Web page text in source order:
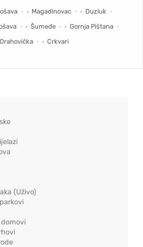
Magadinovac
Duzluk
Šumeđe
Gornja Pištana
Crkvari
(Uživo)